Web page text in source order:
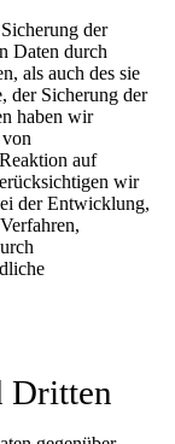
der
Daten durch
als auch des sie
der Sicherung der
haben wir
auf
wir
der Entwicklung,
Dritten